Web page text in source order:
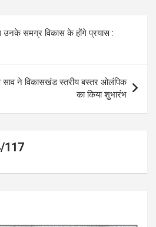
a
m
n
उनके समग्र विकास के होंगे प्रयास :
साव ने विकासखंड स्तरीय बस्तर ओलंपिक
का किया शुभारंभ
117